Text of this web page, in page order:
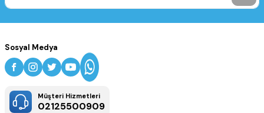
Sosyal Medya
Müşteri Hizmetleri
02125500909